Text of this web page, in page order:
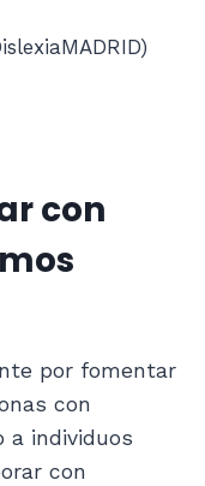
con
por fomentar
con
a individuos
con